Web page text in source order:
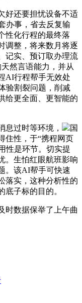
还要担忧设备不适
办事，省去反复输
性化行程的最终落
调整，将来数月将逐
记实、预订取办理流
然言语能力，并从
AI行程帮手无效处
验割裂问题，削减
给更全面、更智能的
过时等环境，
国
住性，于“携程网页
性是环节。切实提
。生怕红眼航班影响
。该AI帮手可快速
落实，这种分析性的
子标的目的。
数据保举了上午曲